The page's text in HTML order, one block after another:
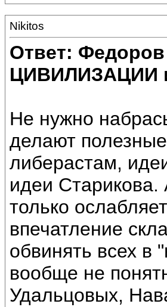
Nikitos
Ответ:
ЦИВИЛИЗАЦИИ
Не нужно
делают
либерастам,
идеи Старикова.
только
впечатление
обвинять всех в
вообще не
Удальцовых,